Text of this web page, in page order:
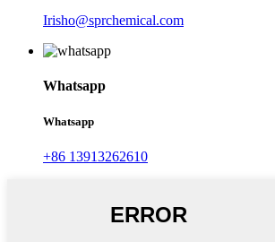
Irisho@sprchemical.com
Whatsapp
Whatsapp
+86 13913262610